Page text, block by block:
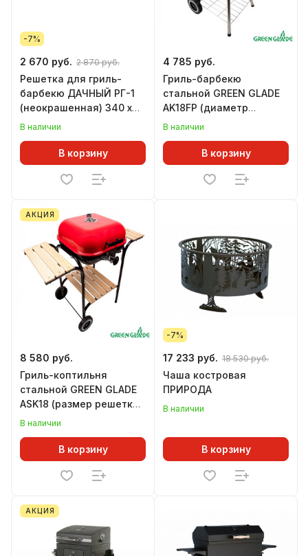
-7%
2 670 руб. 2 870 руб.
Решетка для гриль-
барбекю ДАЧНЫЙ РГ-1
(неокрашенная) 340 х
310 мм
В наличии
В корзину
4 785 руб.
Гриль-барбекю
стальной GREEN GLADE
AK18FP (диаметр
решетки 440 мм)
В наличии
В корзину
АКЦИЯ
8 580 руб.
Гриль-коптильня
стальной GREEN GLADE
ASK18 (размер решетки
450 х 450 мм)
В наличии
В корзину
-7%
17 233 руб. 18 530 руб.
Чаша костровая
ПРИРОДА
В наличии
В корзину
АКЦИЯ